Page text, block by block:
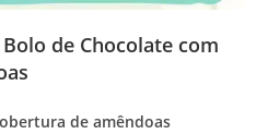
de Chocolate com
de amêndoas